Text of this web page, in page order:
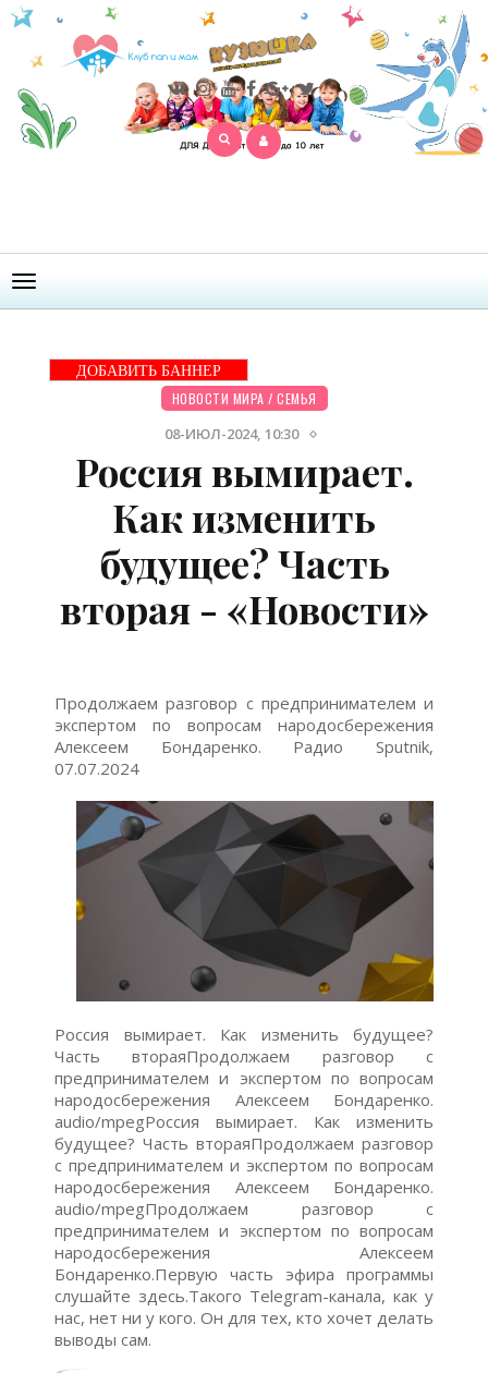
Открыть
меню
ДОБАВИТЬ БАННЕР
НОВОСТИ МИРА / СЕМЬЯ
08-ИЮЛ-2024, 10:30
Россия вымирает.
Как изменить
будущее? Часть
вторая - «Новости»
Продолжаем разговор с предпринимателем и
экспертом по вопросам народосбережения
Алексеем Бондаренко. Радио Sputnik,
07.07.2024
Россия вымирает. Как изменить будущее?
Часть втораяПродолжаем разговор с
предпринимателем и экспертом по вопросам
народосбережения Алексеем Бондаренко.
audio/mpegРоссия вымирает. Как изменить
будущее? Часть втораяПродолжаем разговор
с предпринимателем и экспертом по вопросам
народосбережения Алексеем Бондаренко.
audio/mpegПродолжаем разговор с
предпринимателем и экспертом по вопросам
народосбережения Алексеем
Бондаренко.Первую часть эфира программы
слушайте здесь.Такого Telegram-канала, как у
нас, нет ни у кого. Он для тех, кто хочет делать
выводы сам.